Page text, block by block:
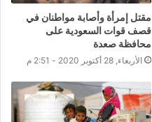
مقتل إمرأة وأصابة مواطنان في
قصف قوات السعودية على
محافظة صعدة
الأربعاء, 28 أكتوبر 2020 - 2:51 م